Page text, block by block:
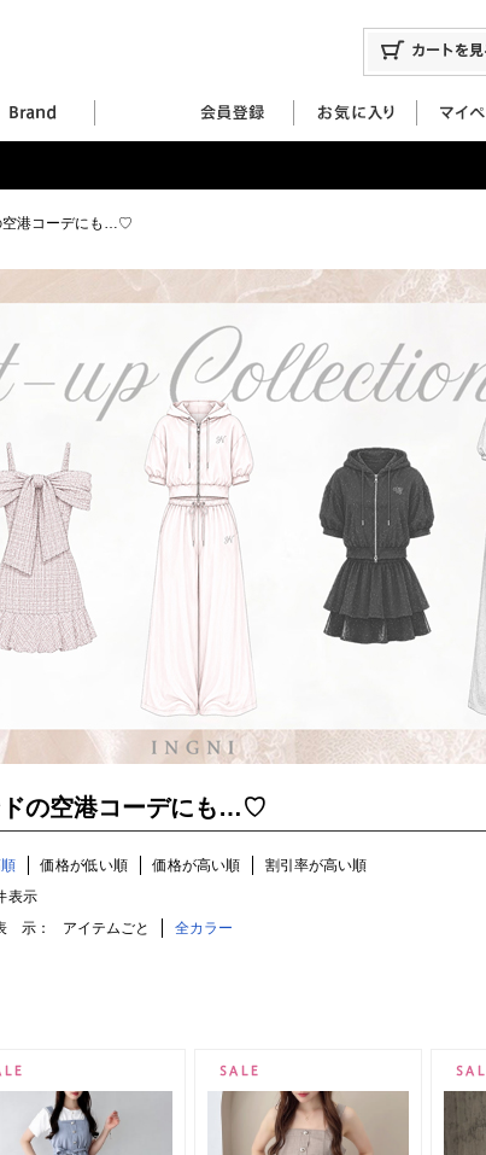
空港コーデにも…♡
の空港コーデにも…♡
価格が低い順 価格が高い順
割引率が高い順
表示
示： アイテムごと 全カラー